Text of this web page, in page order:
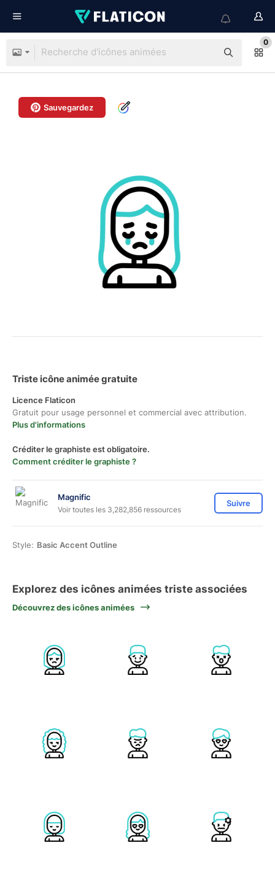
0
Sauvegardez
Triste icône animée gratuite
Licence Flaticon
Gratuit pour usage personnel et commercial avec attribution.
Plus d'informations
Créditer le graphiste est obligatoire.
Comment créditer le graphiste ?
Magnific
Voir toutes les 3,282,856 ressources
Suivre
Style: Basic Accent Outline
Explorez des icônes animées triste associées
Découvrez des icônes animées